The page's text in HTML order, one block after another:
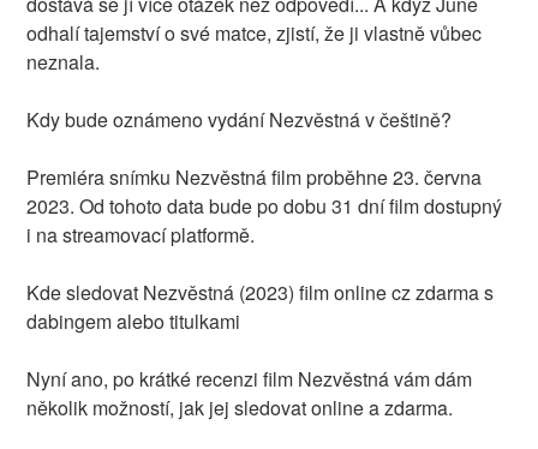
odhalí tajemství o své matce, zjistí, že ji vlastně vůbec
neznala.
Kdy bude oznámeno vydání Nezvěstná v češtině?
Premiéra snímku Nezvěstná film proběhne 23. června
2023. Od tohoto data bude po dobu 31 dní film dostupný
i na streamovací platformě.
Kde sledovat Nezvěstná (2023) film online cz zdarma s
dabingem alebo titulkami
Nyní ano, po krátké recenzi film Nezvěstná vám dám
několik možností, jak jej sledovat online a zdarma.